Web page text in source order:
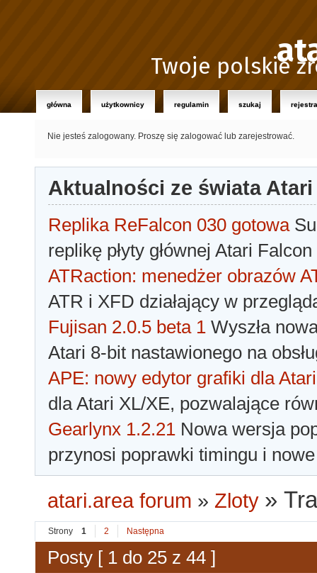
Twoje polskie
główna użytkownicy regulamin szukaj
Nie jesteś zalogowany. Proszę się zalogować lub zarejestrować.
Aktualności ze świata Atari
Replika ReFalcon 030 gotowa
replikę płyty głównej Atari
ATRaction: menedżer obrazów
ATR i XFD działający w
Fujisan 2.0.5 beta 1 Wyszła
Atari 8-bit nastawionego na
APE: nowy edytor grafiki dla Atari
dla Atari XL/XE, pozwalające
Gearlynx 1.2.21 Nowa wersja
przynosi poprawki timingu i
atari.area forum » Zloty »
Strony 1 2 Następna
Posty [ 1 do 25 z 44 ]